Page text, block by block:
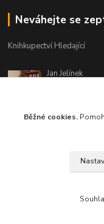
Neváhejte se
Knihkupectví Hledající
Jan Jelínek
info@hledajici.cz
Běžné cookies.